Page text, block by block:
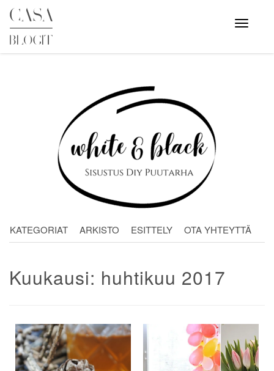
Skip
content
Avaa
valikko
KATEGORIAT ARKISTO ESITTELY OTA YHTEYTTÄ
Kuukausi: huhtikuu 2017
Artikkelien
selaus